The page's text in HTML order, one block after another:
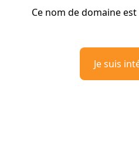
Ce nom de domaine
Je suis